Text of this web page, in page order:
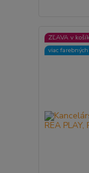
ZĽAVA v
viac